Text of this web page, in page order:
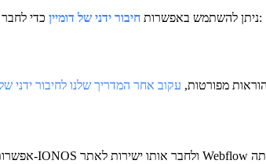
ניתן להשתמש באפשרות חיבור ידני של דומיין
כדי לחבר דומיין או תת-דומיין. אפשרות זו עשויה להיות אידיאלית אם אתה:
מפורטות, עקוב אחר המדריך שלנו לחיבור ידני